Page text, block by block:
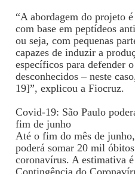
“A abordagem do projeto
com base em peptídeos
ou seja, com pequenas
capazes de induzir a
específicos para defender
desconhecidos – neste
19]”, explicou a Fiocruz.
Covid-19: São Paulo
fim de junho
Até o fim do mês de
poderá somar 20 mil
coronavírus. A estimativa